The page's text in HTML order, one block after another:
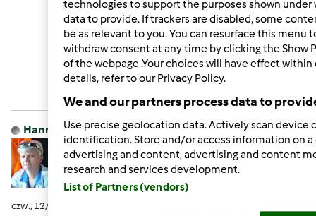
Góra strony
Zaloguj lub zarejestruj się
komentarze
Hanna Gręda Dołączył : 24.08.2012
czw., 12/10/2015 - 19:02
technologies to support the purposes shown under
data to provide. If trackers are disabled, some
be as relevant to you. You can resurface this menu
withdraw consent at any time by clicking the Show
of the webpage .Your choices will have effect within
details, refer to our Privacy Policy.
We and our partners process data to
Use precise geolocation data. Actively scan device
identification. Store and/or access information on a
advertising and content, advertising and content
research and services development.
List of Partners (vendors)